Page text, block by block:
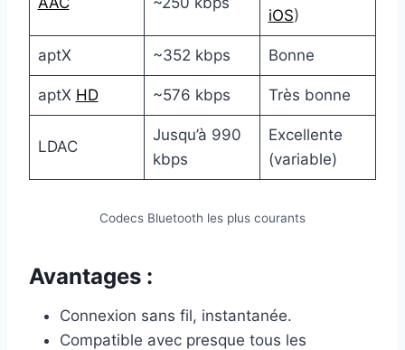
iOS)
aptX ~352 kbps Bonne
aptX HD ~576 kbps Très bonne
LDAC
Jusqu’à 990
kbps
Excellente
(variable)
Codecs Bluetooth les plus courants
Avantages :
Connexion sans fil, instantanée.
Compatible avec presque tous les